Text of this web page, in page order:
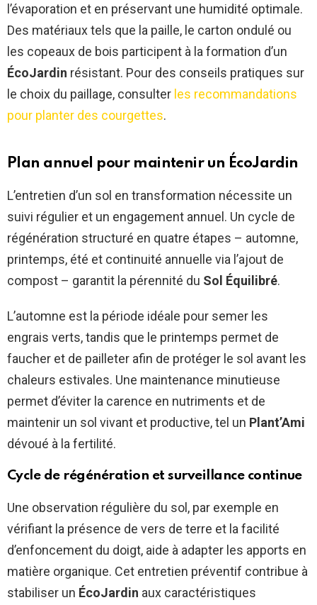
l’évaporation et en préservant une humidité optimale.
Des matériaux tels que la paille, le carton ondulé ou
les copeaux de bois participent à la formation d’un
ÉcoJardin résistant. Pour des conseils pratiques sur
le choix du paillage, consulter les recommandations
pour planter des courgettes.
Plan annuel pour maintenir un ÉcoJardin
L’entretien d’un sol en transformation nécessite un
suivi régulier et un engagement annuel. Un cycle de
régénération structuré en quatre étapes – automne,
printemps, été et continuité annuelle via l’ajout de
compost – garantit la pérennité du Sol Équilibré.
L’automne est la période idéale pour semer les
engrais verts, tandis que le printemps permet de
faucher et de pailleter afin de protéger le sol avant les
chaleurs estivales. Une maintenance minutieuse
permet d’éviter la carence en nutriments et de
maintenir un sol vivant et productive, tel un Plant’Ami
dévoué à la fertilité.
Cycle de régénération et surveillance continue
Une observation régulière du sol, par exemple en
vérifiant la présence de vers de terre et la facilité
d’enfoncement du doigt, aide à adapter les apports en
matière organique. Cet entretien préventif contribue à
stabiliser un ÉcoJardin aux caractéristiques